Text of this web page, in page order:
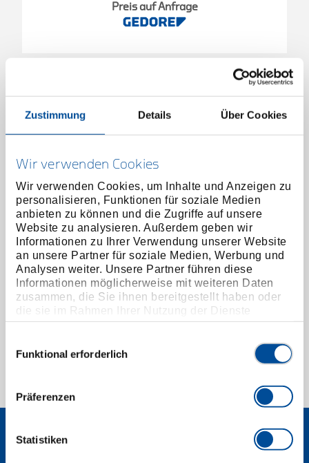
Zustimmung Details Über Cookies
Wir verwenden Cookies
Wir verwenden Cookies, um Inhalte und Anzeigen zu
personalisieren, Funktionen für soziale Medien
anbieten zu können und die Zugriffe auf unsere
Website zu analysieren. Außerdem geben wir
Informationen zu Ihrer Verwendung unserer Website
an unsere Partner für soziale Medien, Werbung und
Analysen weiter. Unsere Partner führen diese
Informationen möglicherweise mit weiteren Daten
zusammen, die Sie ihnen bereitgestellt haben oder
die sie im Rahmen Ihrer Nutzung der Dienste
gesammelt haben. Unsere vollständige
Funktional erforderlich
Präferenzen
Statistiken
Preis auf Anfrage
Einsatzspitze Ø 9mm für V-Grip 8007
3084795 / E-8007V-9